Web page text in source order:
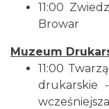
11:00
Browar
Muzeum
11:00
drukarskie